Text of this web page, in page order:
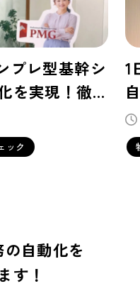
処理を丸ごと
の親和性の高
自動化を
す！